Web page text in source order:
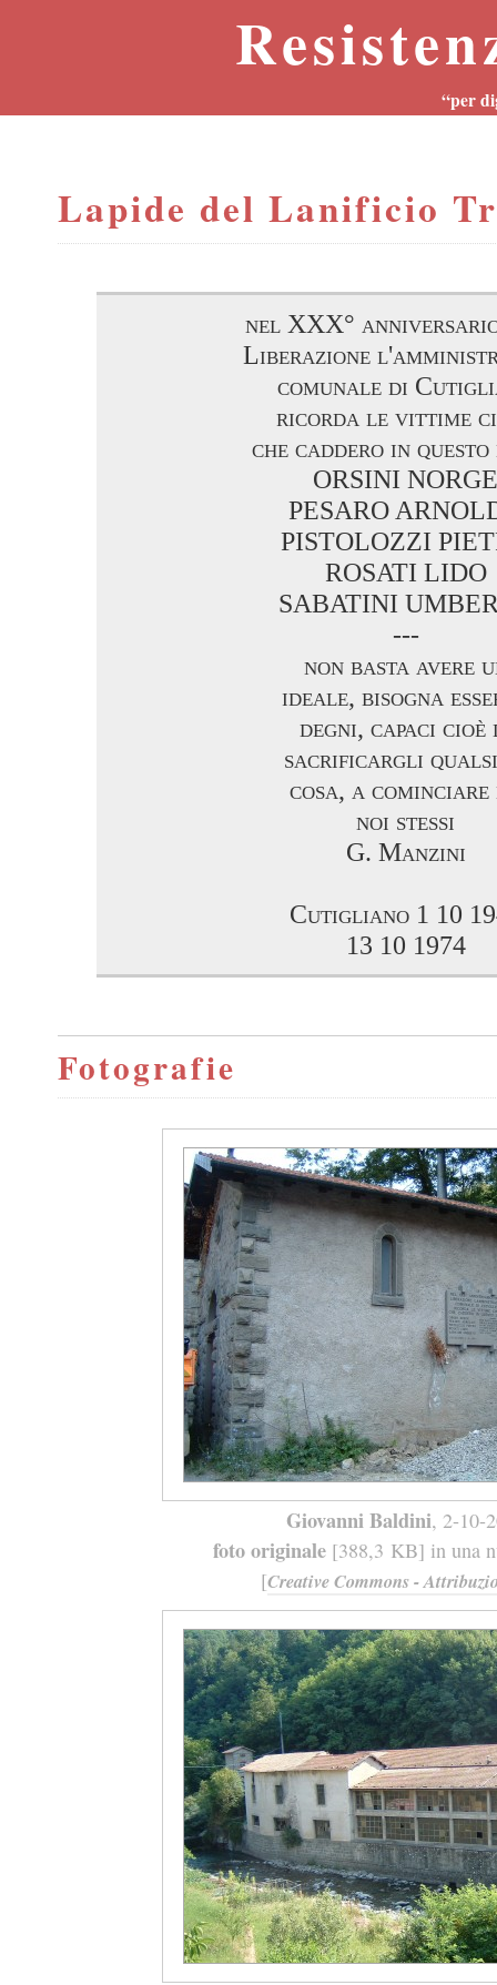
“per
Lapide del Lanificio
nel XXX°
Liberazione
comunale di
ricorda le vittime
che caddero in
ORSINI NORGE
PESARO
PISTOLOZZI
ROSATI LIDO
SABATINI
---
non basta avere
ideale, bisogna
degni, capaci cioè
sacrificargli
cosa, a cominciare
noi stessi
G. Manzini
Cutigliano 1 10
13 10 1974
Fotografie
Giovanni Baldini, 2-10-
foto originale [388,3 KB] in una
[Creative Commons -